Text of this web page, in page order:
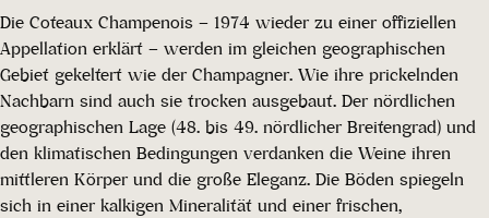
Die Coteaux Champenois – 1974 wieder zu einer offiziellen
Appellation erklärt – werden im gleichen geographischen
Gebiet gekeltert wie der Champagner. Wie ihre prickelnden
Nachbarn sind auch sie trocken ausgebaut. Der nördlichen
geographischen Lage (48. bis 49. nördlicher Breitengrad) und
den klimatischen Bedingungen verdanken die Weine ihren
mittleren Körper und die große Eleganz. Die Böden spiegeln
sich in einer kalkigen Mineralität und einer frischen,